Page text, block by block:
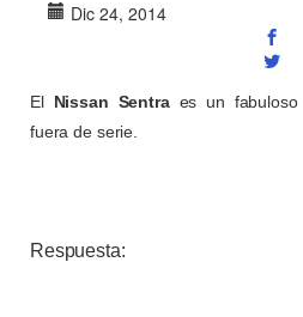
Dic 24, 2014
El Nissan Sentraes un fabuloso
fuera de serie.
Respuesta: